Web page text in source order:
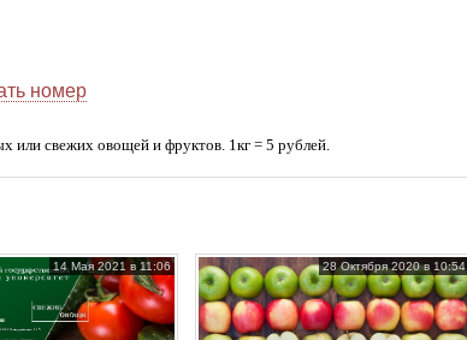
номер
или свежих овощей и фруктов. 1кг = 5 рублей.
14 Мая 2021 в 11:06 28 Октября 2020 в 10:54